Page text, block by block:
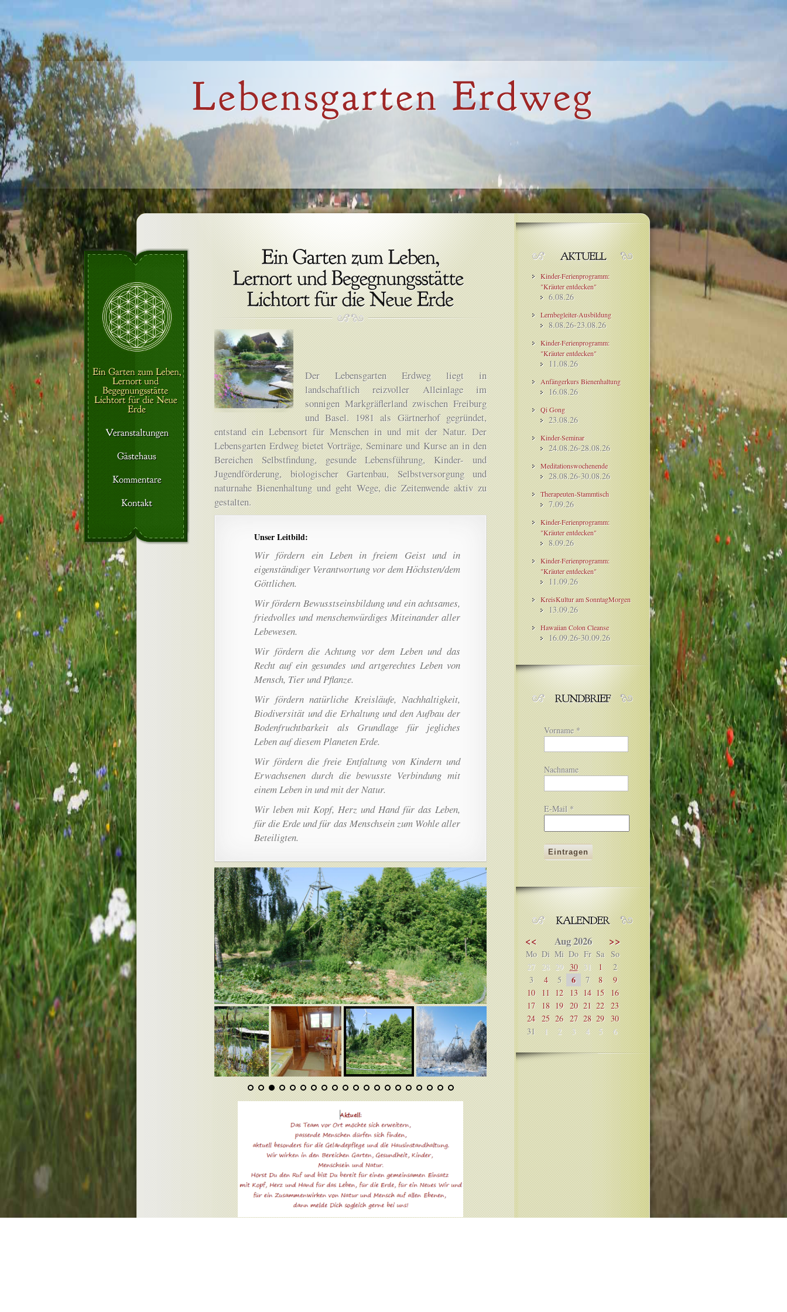
Der Lebensgarten Erdweg liegt in
landschaftlich reizvoller Alleinlage im
sonnigen Markgräflerland zwischen Freiburg
und Basel. 1981 als Gärtnerhof gegründet,
entstand ein Lebensort für Menschen in und mit der Natur. Der
Lebensgarten Erdweg bietet Vorträge, Seminare und Kurse an in den
Bereichen Selbstfindung, gesunde Lebensführung, Kinder- und
Jugendförderung, biologischer Gartenbau, Selbstversorgung und
naturnahe Bienenhaltung und geht Wege, die Zeitenwende aktiv zu
gestalten.
Unser Leitbild:
Wir fördern ein Leben in freiem Geist und in
eigenständiger Verantwortung vor dem Höchsten/dem
Göttlichen.
Wir fördern Bewusstseinsbildung und ein achtsames,
friedvolles und menschenwürdiges Miteinander aller
Lebewesen.
Wir fördern die Achtung vor dem Leben und das
Recht auf ein gesundes und artgerechtes Leben von
Mensch, Tier und Pflanze.
Wir fördern natürliche Kreisläufe, Nachhaltigkeit,
Biodiversität und die Erhaltung und den Aufbau der
Bodenfruchtbarkeit als Grundlage für jegliches
Leben auf diesem Planeten Erde.
Wir fördern die freie Entfaltung von Kindern und
Erwachsenen durch die bewusste Verbindung mit
einem Leben in und mit der Natur.
Wir leben mit Kopf, Herz und Hand für das Leben,
für die Erde und für das Menschsein zum Wohle aller
Beteiligten.
Kinder-Ferienprogramm:
"Kräuter entdecken"
6.08.26
Lernbegleiter-Ausbildung
8.08.26-23.08.26
Kinder-Ferienprogramm:
"Kräuter entdecken"
11.08.26
Anfängerkurs Bienenhaltung
16.08.26
Qi Gong
23.08.26
Kinder-Seminar
24.08.26-28.08.26
Meditationswochenende
28.08.26-30.08.26
Therapeuten-Stammtisch
7.09.26
Kinder-Ferienprogramm:
"Kräuter entdecken"
8.09.26
Kinder-Ferienprogramm:
"Kräuter entdecken"
11.09.26
KreisKultur am SonntagMorgen
13.09.26
Hawaiian Colon Cleanse
16.09.26-30.09.26
Vorname *
Nachname
E-Mail *
<< Aug 2026 >>
Mo Di Mi Do Fr Sa So
27
28 29 30 31 1
2
3
4 5 6 7 8
9
10
11 12 13 14 15
16
17
18 19 20 21 22 23
24 25 26 27 28 29 30
31
1 2 3 4 5 6